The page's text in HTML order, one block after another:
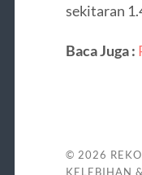
sekitaran
Baca Juga :
© 2026
KELEBIHAN